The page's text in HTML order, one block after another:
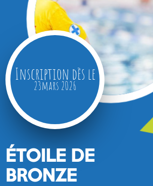
ÉTOILE DE
BRONZE
Inscription dès le
23mars 2026